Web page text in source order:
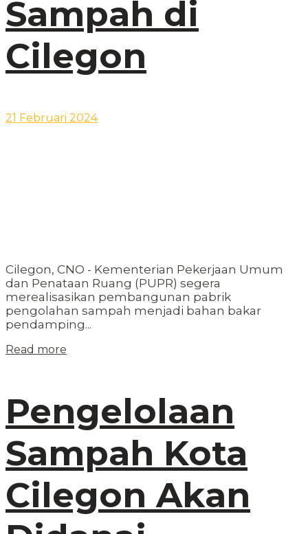
Sampah di
Cilegon
21 Februari 2024
Cilegon, CNO - Kementerian Pekerjaan Umum
dan Penataan Ruang (PUPR) segera
merealisasikan pembangunan pabrik
pengolahan sampah menjadi bahan bakar
pendamping...
Read more
Pengelolaan
Sampah Kota
Cilegon Akan